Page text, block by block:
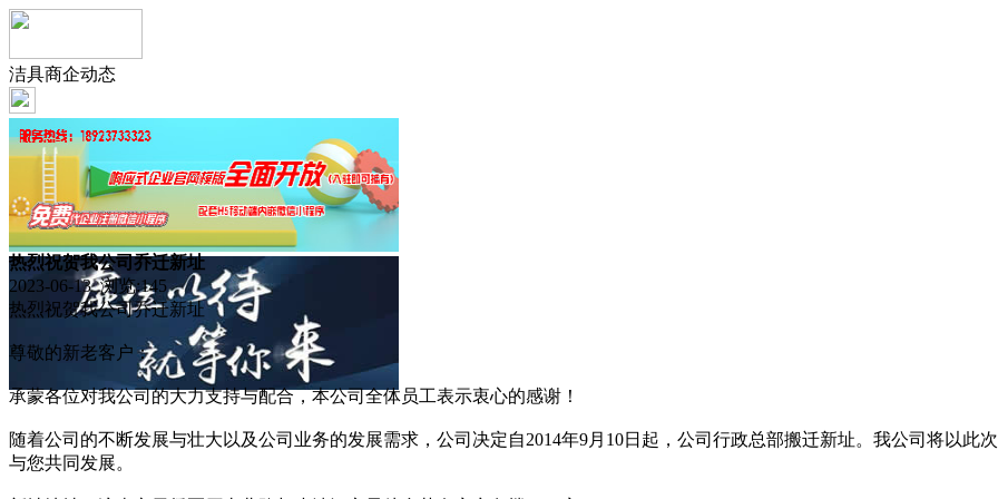
洁具商企动态
热烈祝贺我公司乔迁新址
2023-06-13 浏览:145
热烈祝贺我公司乔迁新址
尊敬的新老客户：
承蒙各位对我公司的大力支持与配合，本公司全体员工表示衷心的感谢！
随着公司的不断发展与壮大以及公司业务的发展需求，公司决定自2014年9月10日起，公司行政总部搬迁新址。我公司将以
与您共同发展。